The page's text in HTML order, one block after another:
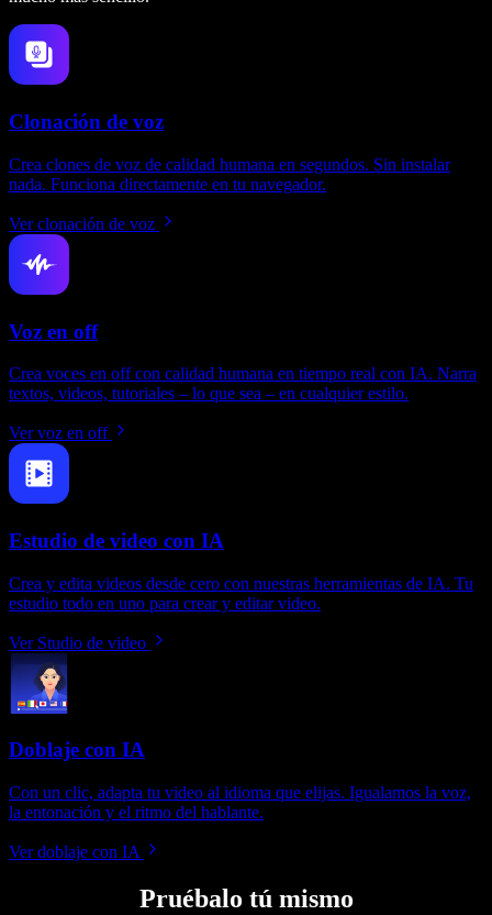
Clonación de voz
Crea clones de voz de calidad humana en segundos. Sin instalar
nada. Funciona directamente en tu navegador.
Ver clonación de voz
Voz en off
Crea voces en off con calidad humana en tiempo real con IA. Narra
textos, videos, tutoriales – lo que sea – en cualquier estilo.
Ver voz en off
Estudio de video con IA
Crea y edita videos desde cero con nuestras herramientas de IA. Tu
estudio todo en uno para crear y editar video.
Ver Studio de video
Doblaje con IA
Con un clic, adapta tu video al idioma que elijas. Igualamos la voz,
la entonación y el ritmo del hablante.
Ver doblaje con IA
Pruébalo tú mismo